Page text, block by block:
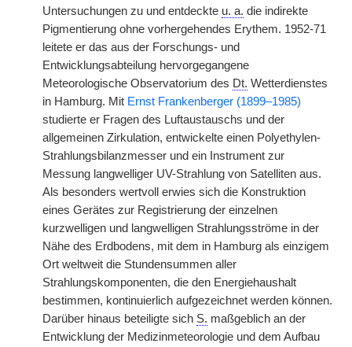
Untersuchungen zu und entdeckte u. a. die indirekte
Pigmentierung ohne vorhergehendes Erythem. 1952-71
leitete er das aus der Forschungs- und
Entwicklungsabteilung hervorgegangene
Meteorologische Observatorium des Dt. Wetterdienstes
in Hamburg. Mit Ernst Frankenberger (1899–1985)
studierte er Fragen des Luftaustauschs und der
allgemeinen Zirkulation, entwickelte einen Polyethylen-
Strahlungsbilanzmesser und ein Instrument zur
Messung langwelliger UV-Strahlung von Satelliten aus.
Als besonders wertvoll erwies sich die Konstruktion
eines Gerätes zur Registrierung der einzelnen
kurzwelligen und langwelligen Strahlungsströme in der
Nähe des Erdbodens, mit dem in Hamburg als einzigem
Ort weltweit die Stundensummen aller
Strahlungskomponenten, die den Energiehaushalt
bestimmen, kontinuierlich aufgezeichnet werden können.
Darüber hinaus beteiligte sich S. maßgeblich an der
Entwicklung der Medizinmeteorologie und dem Aufbau